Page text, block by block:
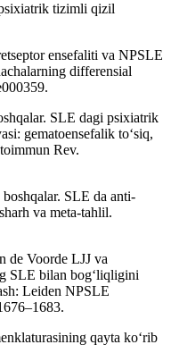
tizimli qizil
ensefaliti va NPSLE
differensial
SLE dagi psixiatrik
gematoensefalik to‘siq,
Rev.
SLE da anti-
va meta-tahlil.
de Voorde LJJ va
SLE bilan bog‘liqligini
Leiden NPSLE
qayta ko‘rib